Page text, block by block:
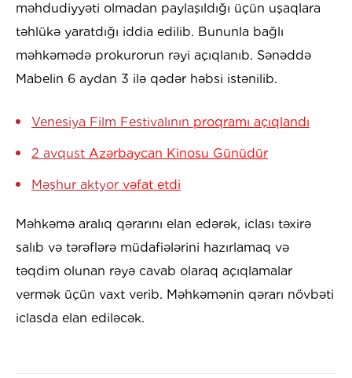
məhdudiyyəti olmadan paylaşıldığı üçün uşaqlara
təhlükə yaratdığı iddia edilib. Bununla bağlı
məhkəmədə prokurorun rəyi açıqlanıb. Sənəddə
Mabelin 6 aydan 3 ilə qədər həbsi istənilib.
Venesiya Film Festivalının proqramı açıqlandı
2 avqust Azərbaycan Kinosu Günüdür
Məşhur aktyor vəfat etdi
Məhkəmə aralıq qərarını elan edərək, iclası təxirə
salıb və tərəflərə müdafiələrini hazırlamaq və
təqdim olunan rəyə cavab olaraq açıqlamalar
vermək üçün vaxt verib. Məhkəmənin qərarı növbəti
iclasda elan ediləcək.